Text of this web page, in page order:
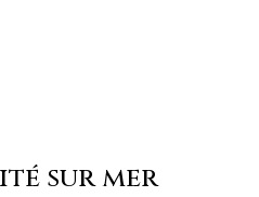
sur mer